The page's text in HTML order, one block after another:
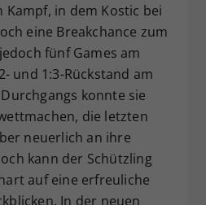
in dem Kostic bei
eine Breakchance zum
fünf Games am
und 1:3-Rückstand am
konnte sie
die letzten
neuerlich an ihre
kann der Schützling
auf eine erfreuliche
In der neuen